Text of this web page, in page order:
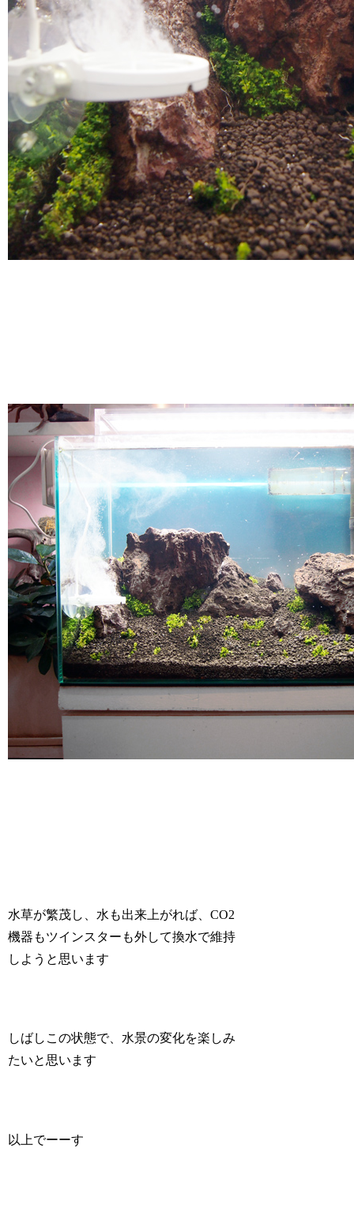
水草が繁茂し、水も出来上がれば、CO2
機器もツインスターも外して換水で維持
しようと思います
しばしこの状態で、水景の変化を楽しみ
たいと思います
以上でーーす